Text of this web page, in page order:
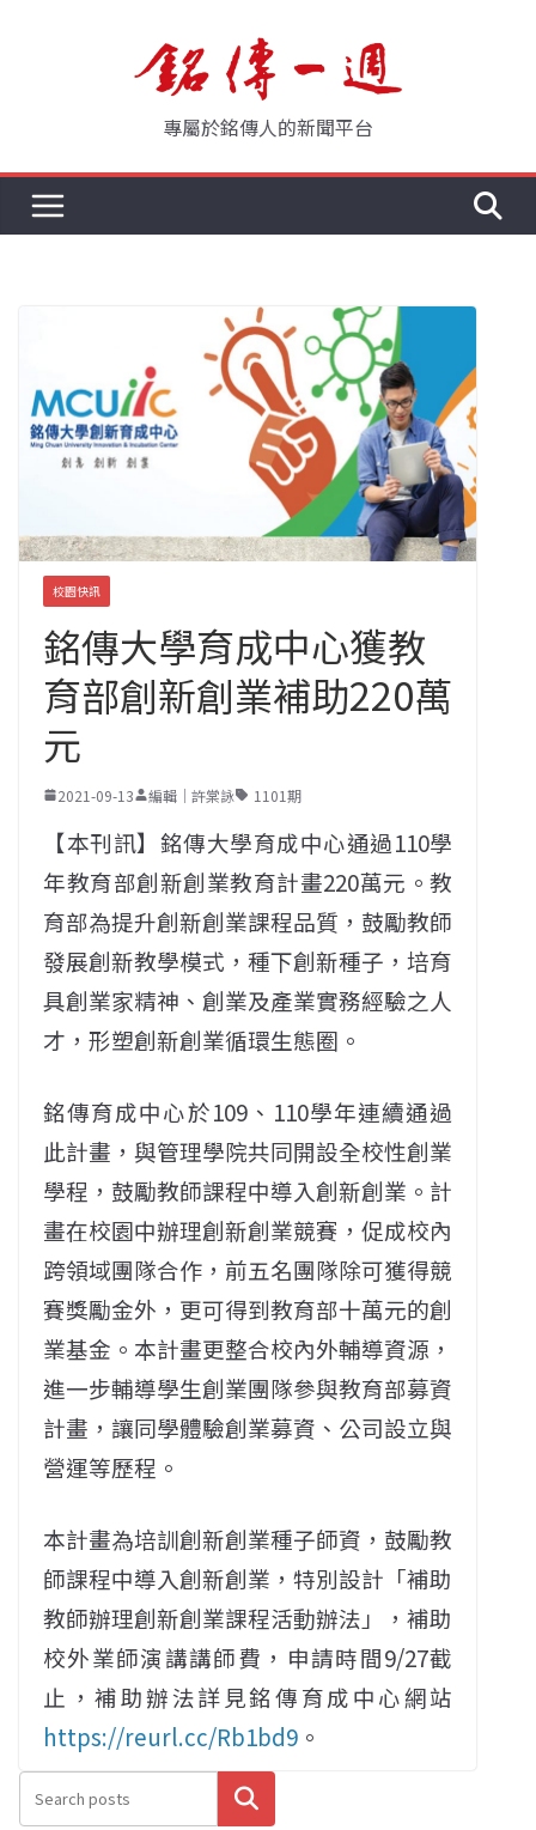
專屬於銘傳人的新聞平台
校園快訊
銘傳大學育成中心獲教
育部創新創業補助220萬
元
2021-09-13 編輯｜許棠詠 1101期
【本刊訊】銘傳大學育成中心通過110學
年教育部創新創業教育計畫220萬元。教
育部為提升創新創業課程品質，鼓勵教師
發展創新教學模式，種下創新種子，培育
具創業家精神、創業及產業實務經驗之人
才，形塑創新創業循環生態圈。
銘傳育成中心於109、110學年連續通過
此計畫，與管理學院共同開設全校性創業
學程，鼓勵教師課程中導入創新創業。計
畫在校園中辦理創新創業競賽，促成校內
跨領域團隊合作，前五名團隊除可獲得競
賽獎勵金外，更可得到教育部十萬元的創
業基金。本計畫更整合校內外輔導資源，
進一步輔導學生創業團隊參與教育部募資
計畫，讓同學體驗創業募資、公司設立與
營運等歷程。
本計畫為培訓創新創業種子師資，鼓勵教
師課程中導入創新創業，特別設計「補助
教師辦理創新創業課程活動辦法」，補助
校外業師演講講師費，申請時間9/27截
止，補助辦法詳見銘傳育成中心網站
https://reurl.cc/Rb1bd9 。
搜尋